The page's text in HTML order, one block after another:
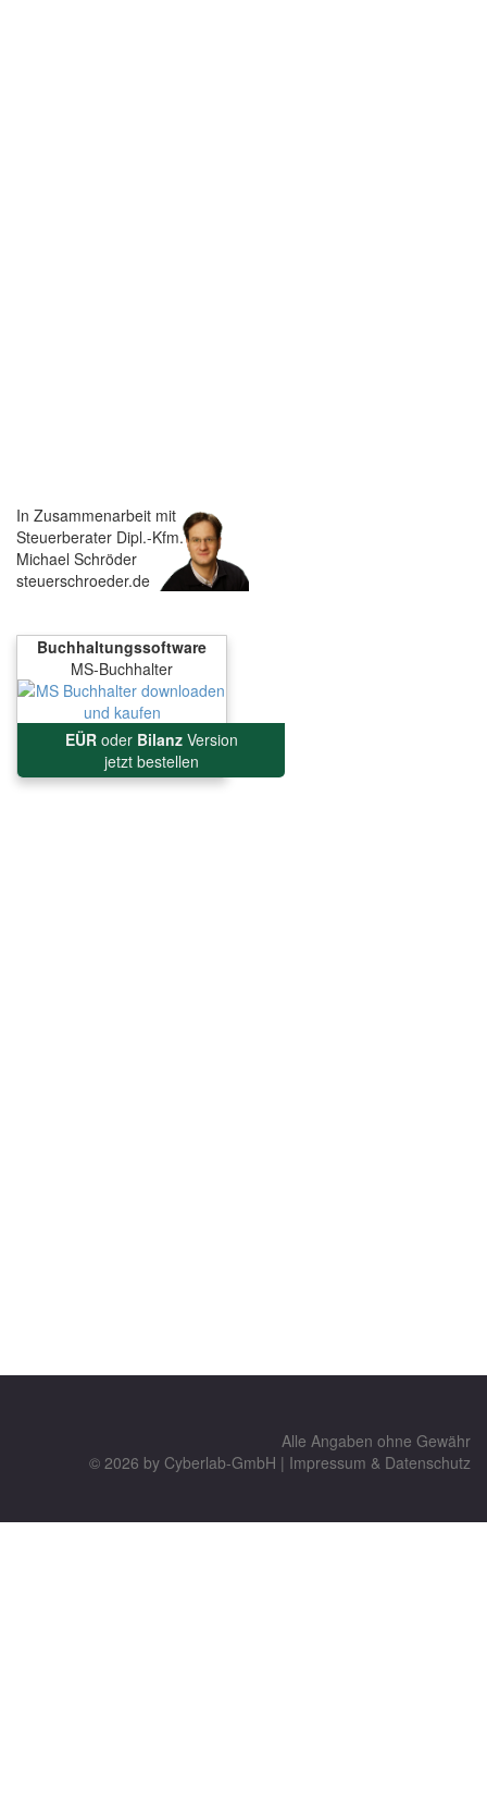
In Zusammenarbeit mit
Steuerberater Dipl.-Kfm.
Michael Schröder
steuerschroeder.de
Buchhaltungssoftware
MS-Buchhalter
EÜRoder BilanzVersion
jetzt bestellen
Alle Angaben ohne Gewähr
© 2026 by Cyberlab-GmbH | Impressum & Datenschutz